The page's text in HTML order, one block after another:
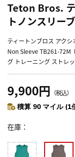
Teton Bros.
トノンスリー
ティートンブロス アク
Non Sleeve TB261-72M
グ トレーニング ストレ
9,900円 （税込）
積算 90 マイル (1
在庫